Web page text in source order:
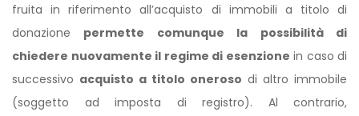
fruita in riferimento all’acquisto di immobili a titolo di
donazione permette comunque la possibilità di
chiedere nuovamente il regime di esenzione in caso di
successivo acquisto a titolo oneroso di altro immobile
(soggetto ad imposta di registro). Al contrario,